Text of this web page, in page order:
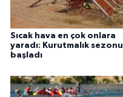
Sıcak hava en çok onlara
yaradı: Kurutmalık sezonu
başladı